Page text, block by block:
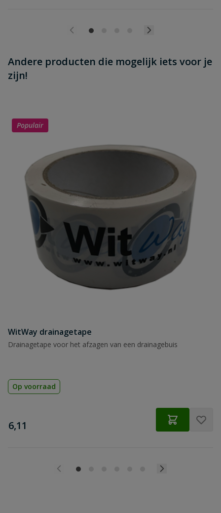
Andere producten die mogelijk iets voor je
zijn!
Populair
WitWay drainagetape
Drainagetape voor het afzagen van een drainagebuis
Op voorraad
€
6,11